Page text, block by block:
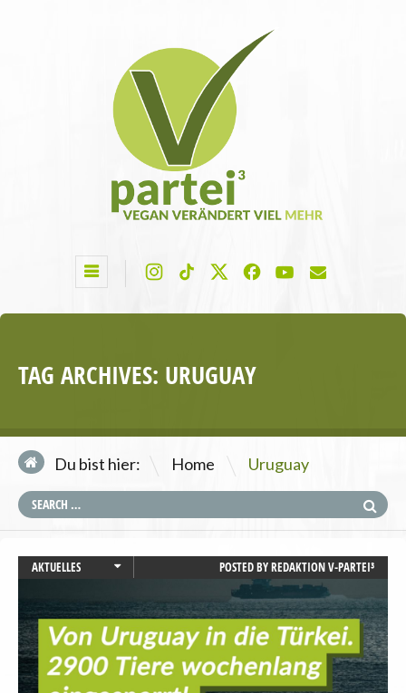
TAG ARCHIVES: URUGUAY
Du bist hier: Home \ Uruguay
AKTUELLES
PRESSEMITTEILUNG
STARTSEITE
POSTED BYREDAKTION V-PARTEI³